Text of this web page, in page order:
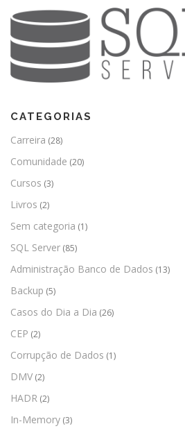
CATEGORIAS
Carreira (28)
Comunidade (20)
Cursos (3)
Livros (2)
Sem categoria (1)
SQL Server (85)
Administração Banco de Dados (13)
Backup (5)
Casos do Dia a Dia (26)
CEP (2)
Corrupção de Dados (1)
DMV (2)
HADR (2)
In-Memory (3)